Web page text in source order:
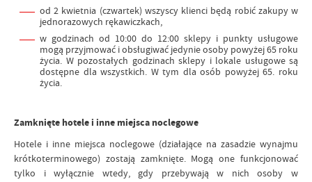
od 2 kwietnia (czwartek) wszyscy klienci będą robić zakupy w
jednorazowych rękawiczkach,
w godzinach od 10:00 do 12:00 sklepy i punkty usługowe
mogą przyjmować i obsługiwać jedynie osoby powyżej 65 roku
życia. W pozostałych godzinach sklepy i lokale usługowe są
dostępne dla wszystkich. W tym dla osób powyżej 65. roku
życia.
Zamknięte hotele i inne miejsca noclegowe
Hotele i inne miejsca noclegowe (działające na zasadzie wynajmu
krótkoterminowego) zostają zamknięte. Mogą one funkcjonować
tylko i wyłącznie wtedy, gdy przebywają w nich osoby w